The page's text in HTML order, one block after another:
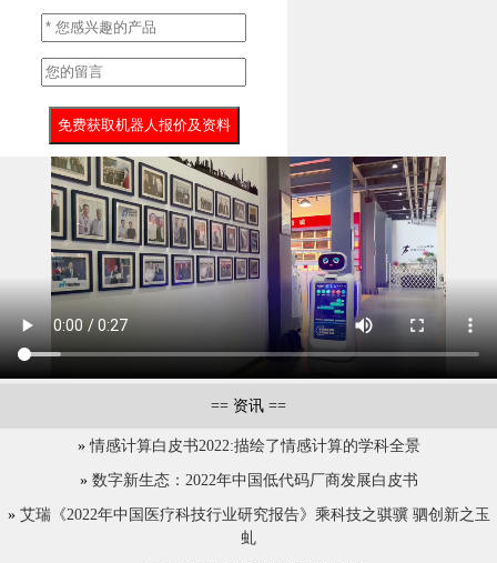
== 资讯 ==
»情感计算白皮书2022:描绘了情感计算的学科全景
» 数字新生态：2022年中国低代码厂商发展白皮书
» 艾瑞《2022年中国医疗科技行业研究报告》乘科技之骐骥 驷创新之玉
虬